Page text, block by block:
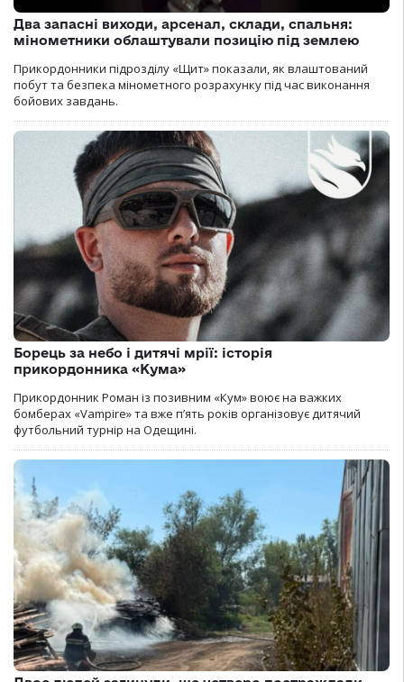
Два запасні виходи, арсенал, склади, спальня:
мінометники облаштували позицію під землею
Прикордонники підрозділу «Щит» показали, як влаштований
побут та безпека мінометного розрахунку під час виконання
бойових завдань.
Борець за небо і дитячі мрії: історія
прикордонника «Кума»
Прикордонник Роман із позивним «Кум» воює на важких
бомберах «Vampire» та вже п’ять років організовує дитячий
футбольний турнір на Одещині.